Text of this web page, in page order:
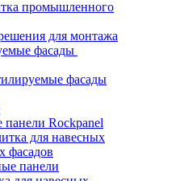
промышленного
для монтажа
фасады
фасады
Rockpanel
для навесных
фасадов
панели